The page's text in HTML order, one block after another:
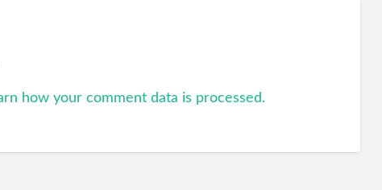
how your comment data is processed.